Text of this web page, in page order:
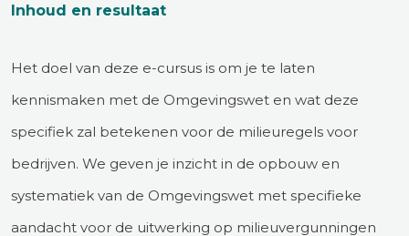
Inhoud en resultaat
Het doel van deze e-cursus is om je te laten
kennismaken met de Omgevingswet en wat deze
specifiek zal betekenen voor de milieuregels voor
bedrijven. We geven je inzicht in de opbouw en
systematiek van de Omgevingswet met specifieke
aandacht voor de uitwerking op milieuvergunningen